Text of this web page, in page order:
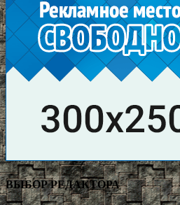
ВЫБОР РЕДАКТОРА